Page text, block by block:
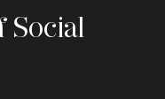
Social